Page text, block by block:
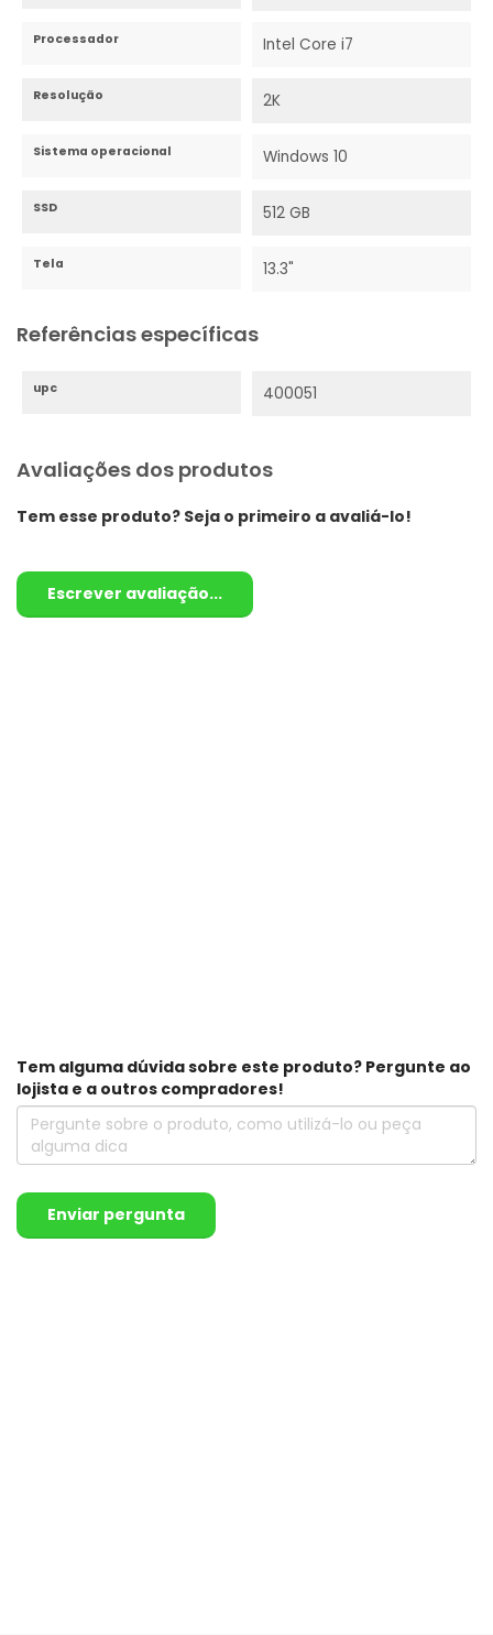
Processador Intel Core i7
Resolução 2K
Sistema operacional Windows 10
SSD 512 GB
Tela 13.3"
Referências específicas
upc 400051
Avaliações dos produtos
Tem esse produto? Seja o primeiro a avaliá-lo!
Escrever avaliação...
Tem alguma dúvida sobre este produto? Pergunte ao
lojista e a outros compradores!
Enviar pergunta